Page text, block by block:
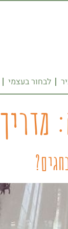
לבחור בעצמי
מדריך